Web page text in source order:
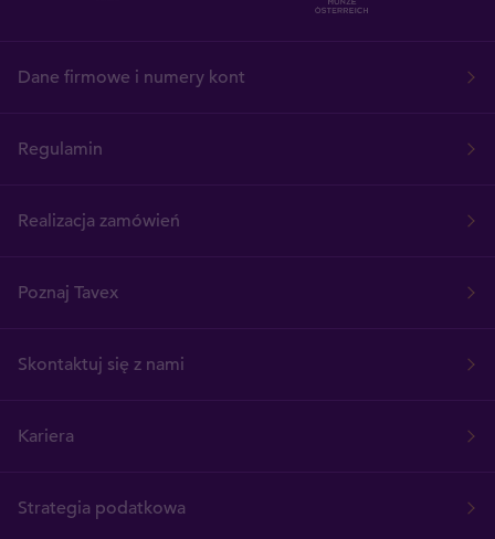
Dane firmowe i numery kont
Regulamin
Realizacja zamówień
Poznaj Tavex
Skontaktuj się z nami
Kariera
Strategia podatkowa